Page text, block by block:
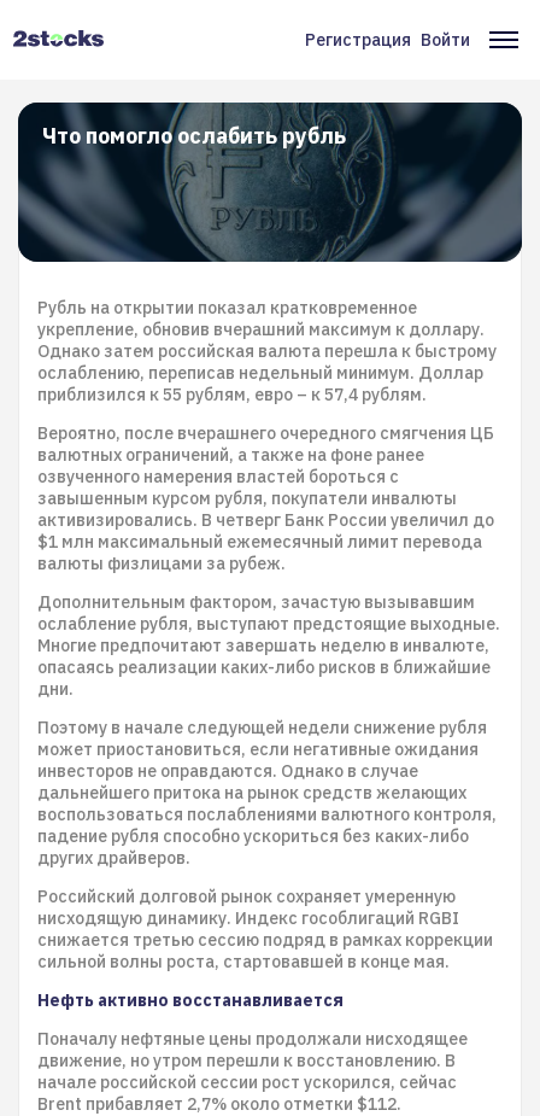
Меню
учётной
записи
пользователя
Регистрация Войти
Что помогло ослабить рубль
Рубль на открытии показал кратковременное
укрепление, обновив вчерашний максимум к доллару.
Однако затем российская валюта перешла к быстрому
ослаблению, переписав недельный минимум. Доллар
приблизился к 55 рублям, евро – к 57,4 рублям.
Вероятно, после вчерашнего очередного смягчения ЦБ
валютных ограничений, а также на фоне ранее
озвученного намерения властей бороться с
завышенным курсом рубля, покупатели инвалюты
активизировались. В четверг Банк России увеличил до
$1 млн максимальный ежемесячный лимит перевода
валюты физлицами за рубеж.
Дополнительным фактором, зачастую вызывавшим
ослабление рубля, выступают предстоящие выходные.
Многие предпочитают завершать неделю в инвалюте,
опасаясь реализации каких-либо рисков в ближайшие
дни.
Поэтому в начале следующей недели снижение рубля
может приостановиться, если негативные ожидания
инвесторов не оправдаются. Однако в случае
дальнейшего притока на рынок средств желающих
воспользоваться послаблениями валютного контроля,
падение рубля способно ускориться без каких-либо
других драйверов.
Российский долговой рынок сохраняет умеренную
нисходящую динамику. Индекс гособлигаций RGBI
снижается третью сессию подряд в рамках коррекции
сильной волны роста, стартовавшей в конце мая.
Нефть активно восстанавливается
Поначалу нефтяные цены продолжали нисходящее
движение, но утром перешли к восстановлению. В
начале российской сессии рост ускорился, сейчас
Brent прибавляет 2,7% около отметки $112.